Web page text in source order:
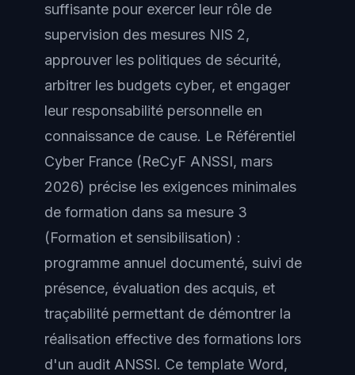
suffisante pour exercer leur rôle de
supervision des mesures NIS 2,
approuver les politiques de sécurité,
arbitrer les budgets cyber, et engager
leur responsabilité personnelle en
connaissance de cause. Le Référentiel
Cyber France (ReCyF ANSSI, mars
2026) précise les exigences minimales
de formation dans sa mesure 3
(Formation et sensibilisation) :
programme annuel documenté, suivi de
présence, évaluation des acquis, et
traçabilité permettant de démontrer la
réalisation effective des formations lors
d'un audit ANSSI. Ce template Word,